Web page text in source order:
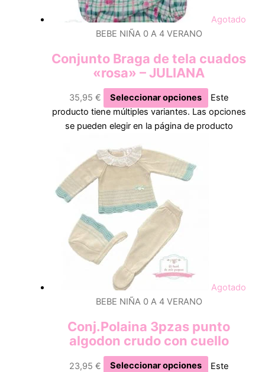
Agotado
BEBE NIÑA 0 A 4 VERANO
Conjunto Braga de tela cuados
«rosa» – JULIANA
35,95€ Seleccionar opciones
Este
producto tiene múltiples variantes. Las opciones
se pueden elegir en la página de producto
Agotado
BEBE NIÑA 0 A 4 VERANO
Conj.Polaina 3pzas punto
algodon crudo con cuello
23,95€ Seleccionar opciones
Este